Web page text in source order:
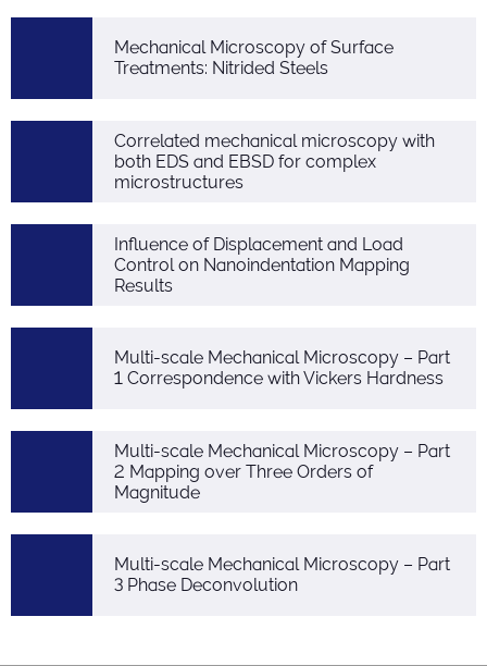
Mechanical Microscopy of Surface
Treatments: Nitrided Steels
Correlated mechanical microscopy with
both EDS and EBSD for complex
microstructures
Influence of Displacement and Load
Control on Nanoindentation Mapping
Results
Multi-scale Mechanical Microscopy – Part
1 Correspondence with Vickers Hardness
Multi-scale Mechanical Microscopy – Part
2 Mapping over Three Orders of
Magnitude
Multi-scale Mechanical Microscopy – Part
3 Phase Deconvolution